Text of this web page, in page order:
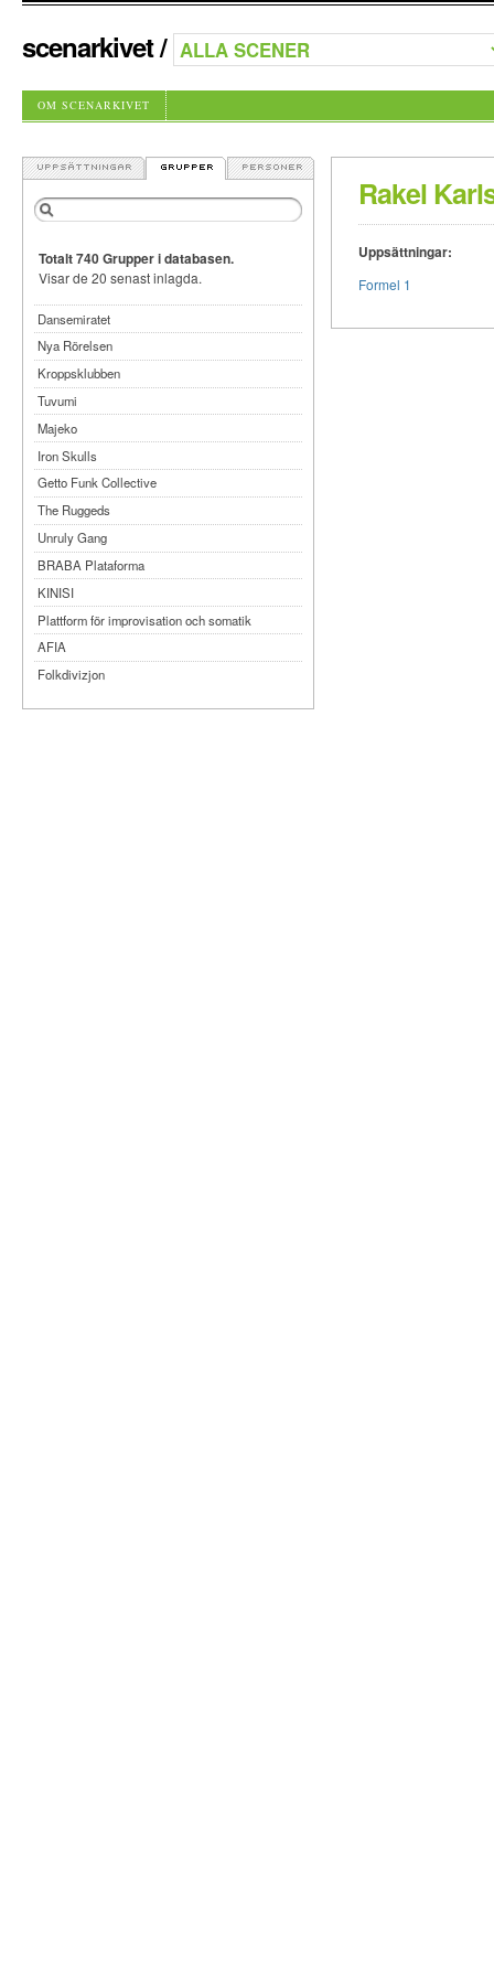
scenarkivet/
OM SCENARKIVET
Rakel
Uppsättningar:
Formel 1
Totalt 740 Grupper i databasen.
Visar de 20 senast inlagda.
Dansemiratet
Nya Rörelsen
Kroppsklubben
Tuvumi
Majeko
Iron Skulls
Getto Funk Collective
The Ruggeds
Unruly Gang
BRABA Plataforma
KINISI
Plattform för improvisation och somatik
AFIA
Folkdivizjon